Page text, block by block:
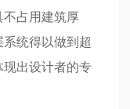
占用建筑厚
统得以做到超
出设计者的专